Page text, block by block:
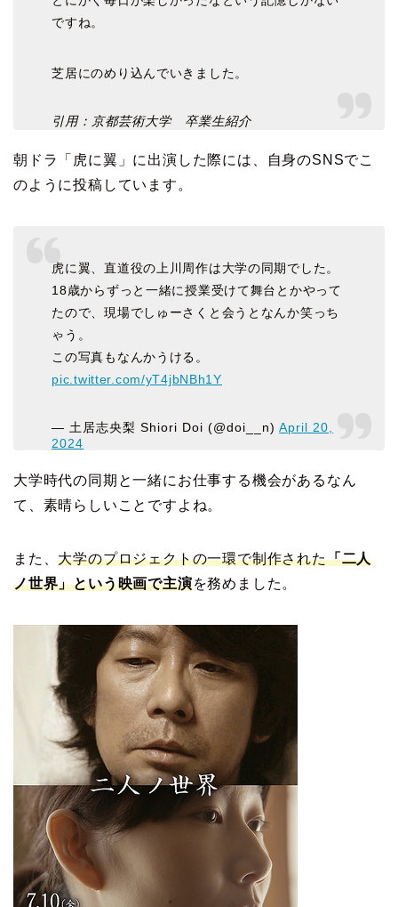
ですね。
芝居にのめり込んでいきました。
引用：京都芸術大学 卒業生紹介
朝ドラ「虎に翼」に出演した際には、自身のSNSでこ
のように投稿しています。
虎に翼、直道役の上川周作は大学の同期でした。
18歳からずっと一緒に授業受けて舞台とかやって
たので、現場でしゅーさくと会うとなんか笑っち
ゃう。
この写真もなんかうける。
pic.twitter.com/yT4jbNBh1Y
— 土居志央梨 Shiori Doi (@doi__n)April 20,
2024
大学時代の同期と一緒にお仕事する機会があるなん
て、素晴らしいことですよね。
また、大学のプロジェクトの一環で制作された「二人
ノ世界」という映画で主演を務めました。